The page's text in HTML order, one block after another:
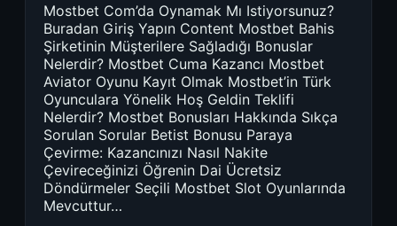
Mostbet Com’da Oynamak Mı Istiyorsunuz?
Buradan Giriş Yapın Content Mostbet Bahis
Şirketinin Müşterilere Sağladığı Bonuslar
Nelerdir? Mostbet Cuma Kazancı Mostbet
Aviator Oyunu Kayıt Olmak Mostbet’in Türk
Oyunculara Yönelik Hoş Geldin Teklifi
Nelerdir? Mostbet Bonusları Hakkında Sıkça
Sorulan Sorular Betist Bonusu Paraya
Çevirme: Kazancınızı Nasıl Nakite
Çevireceğinizi Öğrenin Dai Ücretsiz
Döndürmeler Seçili Mostbet Slot Oyunlarında
Mevcuttur…